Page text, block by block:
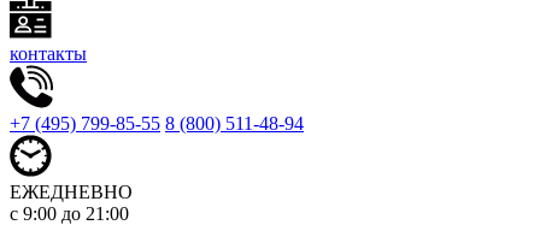
контакты
+7 (495) 799-85-55 8 (800) 511-48-94
ЕЖЕДНЕВНО
с 9:00 до 21:00